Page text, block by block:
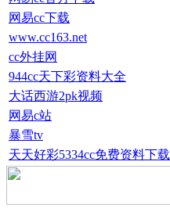
网易cc下载
www.cc163.net
cc外挂网
944cc天下彩资料大全
大话西游2pk视频
网易c站
暴雪tv
天天好彩5334cc免费资料下载